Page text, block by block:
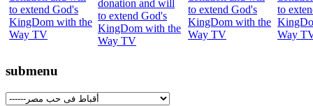
submenu